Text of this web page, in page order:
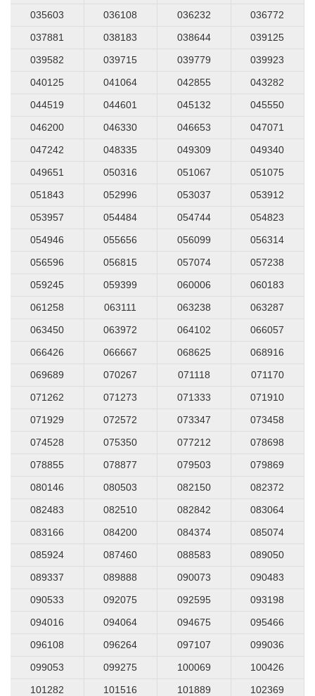
035603
036108 036232
036772
037881
038183 038644
039125
039582
039715 039779
039923
040125
041064 042855
043282
044519
044601 045132
045550
046200
046330 046653
047071
047242
048335 049309
049340
049651
050316 051067
051075
051843
052996 053037
053912
053957
054484 054744
054823
054946
055656 056099
056314
056596
056815 057074
057238
059245
059399 060006
060183
061258
063111 063238
063287
063450
063972 064102
066057
066426
066667 068625
068916
069689
070267 071118
071170
071262
071273 071333
071910
071929
072572 073347
073458
074528
075350 077212
078698
078855
078877 079503
079869
080146
080503 082150
082372
082483
082510 082842
083064
083166
084200 084374
085074
085924
087460 088583
089050
089337
089888 090073
090483
090533
092075 092595
093198
094016
094064 094675
095466
096108
096264 097107
099036
099053
099275 100069
100426
101282
101516 101889
102369